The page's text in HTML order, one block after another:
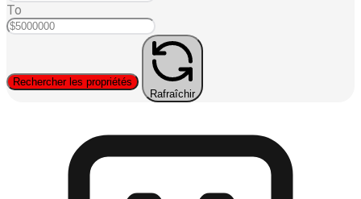
To
Rechercher les propriétés
Rafraîchir